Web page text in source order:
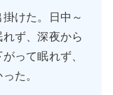
けた。日中～
ず、深夜から
って眠れず、
た。